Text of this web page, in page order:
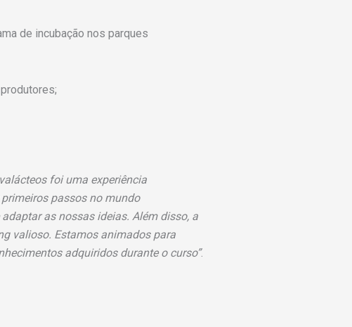
de incubação nos parques
foi uma experiência
passos no mundo
as nossas ideias. Além disso, a
valioso. Estamos animados para
adquiridos durante o curso”.